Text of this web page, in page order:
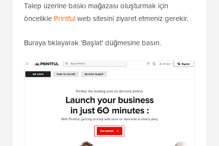
Talep üzerine baskı mağazası oluşturmak için
öncelikle Printfulweb sitesini ziyaret etmeniz gerekir.
Buraya tıklayarak ‘Başlat’ düğmesine basın.